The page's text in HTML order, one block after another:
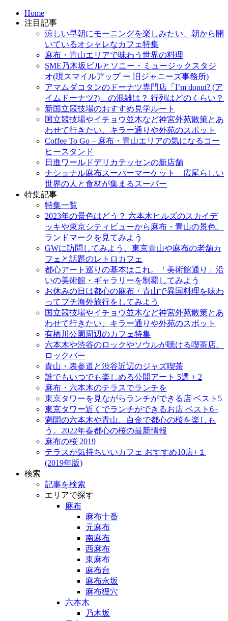
テ
ン
ツ
ス
キ
プ
Home
注目記事
涼しい早朝にモーニングを楽しみたい、朝から開
いているオシャレなカフェ特集
麻布・青山エリアで味わう世界の料理
SME乃木坂ビルとソニー・ミュージックスタジ
オ(現スマイルアップ ー 旧ジャニーズ事務所)
アマムダコタンのドーナツ専門店「I’m donut? (ア
イムドーナツ?)」の混雑は？ 行列はどのくらい？
新国立競技場のおすすめ見学ルート
国立競技場やイチョウ並木など神宮外苑散策とあ
わせて行きたい、キラー通りや外苑のスポット
Coffee To Go – 麻布・青山エリアの気になるコー
ヒースタンド
日進ワールドデリカテッセンの新店舗
ナショナル麻布スーパーマーケット – 広尾らしい
世界の人と食材が集まるスーパー
特集記事
特集一覧
2023年の景色はどう？ 六本木ヒルズのスカイデ
ッキや東京シティビューから麻布・青山の景色、
ランドマークを見てみよう
GWに訪問してみよう、東京青山や麻布の老舗カ
フェと話題のレトロカフェ
都心アート巡りの基本はこれ。「美術館通り」沿
いの美術館・ギャラリーを制覇してみよう
お休みの日は都心の麻布・青山で異国料理を味わ
ってプチ海外旅行をしてみよう
国立競技場やイチョウ並木など神宮外苑散策とあ
わせて行きたい、キラー通りや外苑のスポット
有栖川公園周辺のカフェ特集
六本木や渋谷のロックやソウルが聴ける喫茶店、
ロックバー
青山・表参道と渋谷近辺のジャズ喫茶
誰でもいつでも楽しめる公開アート 5選 + 2
麻布・六本木のテラスでランチを
東京タワーを見ながらランチができる店 ベスト5
東京タワー近くでランチができるお店 ベスト6+
満開の六本木や青山、白金で都心の桜を楽しも
う。2022年春都心の桜の最新情報
麻布の桜 2019
テラスが気持ちいいカフェ おすすめ10店+１
(2019年版)
検索
記事を検索
エリアで探す
麻布
麻布十番
元麻布
南麻布
西麻布
東麻布
麻布台
麻布永坂
麻布狸穴
六本木
乃木坂